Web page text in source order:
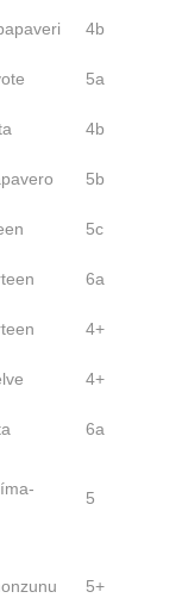
4b
5a
4b
5b
5c
6a
4+
4+
6a
5
5+